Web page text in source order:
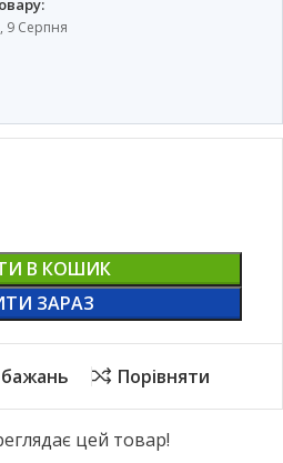
9 Серпня
В КОШИК
ЗАРАЗ
Порівняти
цей товар!